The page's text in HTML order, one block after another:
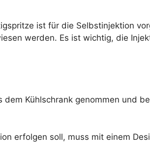
ist für die Selbstinjektion
werden. Es ist wichtig, die
Kühlschrank genommen und
erfolgen soll, muss mit einem